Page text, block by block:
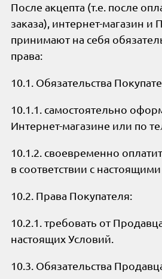
После акцепта (т.е. после
заказа), интернет-магазин и
принимают на себя
права:
10.1. Обязательства
10.1.1. самостоятельно
Интернет-магазине или по
10.1.2. своевременно
в соответствии с
10.2. Права Покупателя:
10.2.1. требовать от
настоящих Условий.
10.3. Обязательства